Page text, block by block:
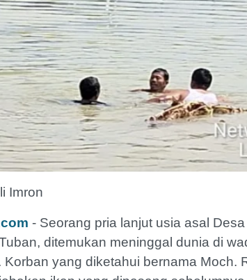
Imron
- Seorang pria lanjut usia asal
ditemukan meninggal dunia di
Korban yang diketahui bernama Moch.